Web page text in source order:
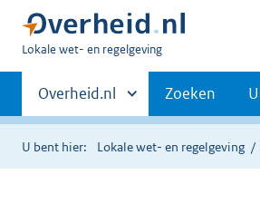
U
hier:
Lokale wet- en regelgeving
Primaire
navigatie
Andere
sites
binnen
Overheid.nl Zoeken
U bent hier: Lokale wet- en regelgeving